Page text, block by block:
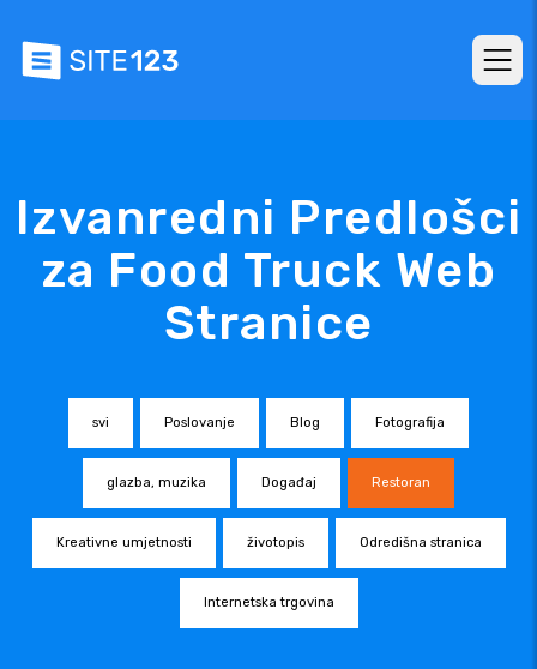
Izvanredni Predlošci
za Food Truck Web
Stranice
svi Poslovanje Blog Fotografija
glazba, muzika Događaj Restoran
Kreativne umjetnosti životopis Odredišna stranica
Internetska trgovina